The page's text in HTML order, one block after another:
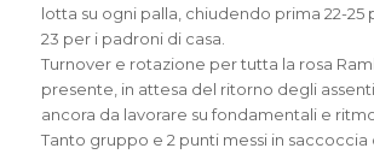
lotta su ogni palla, chiudendo prima 22-25
23 per i padroni di casa.
Turnover e rotazione per tutta la rosa
presente, in attesa del ritorno degli
ancora da lavorare su fondamentali e
Tanto gruppo e 2 punti messi in